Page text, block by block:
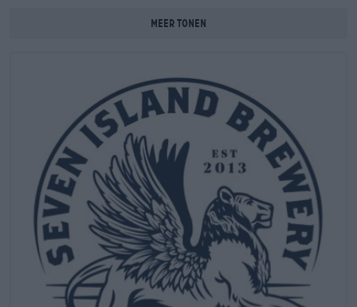
bewijzen recente ontdekkingen dat er al in de bronstijd bier
brouwen hervat en sindsdien heeft het brouwambacht een
langzame maar gestage opleving gekend. Jonge brouwerijen
zoals de Seven Island Brewery revitaliseren het imago van
Grieks bier en maken van Griekenland een naam op de podia
van internationale competities.
Meer tonen